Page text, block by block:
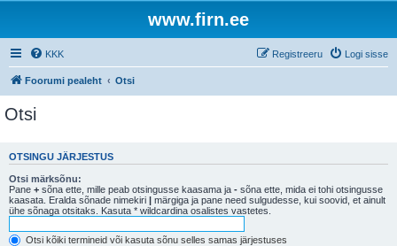
www.firn.ee
KKK Logi sisse
Registreeru
Foorumi pealeht Otsi
Otsi
OTSINGU JÄRJESTUS
Otsi märksõnu:
Pane + sõna ette, mille peab otsingusse kaasama ja - sõna ette, mida ei tohi otsingusse
kaasata. Eralda sõnade nimekiri | märgiga ja pane need sulgudesse, kui soovid, et ainult
ühe sõnaga otsitaks. Kasuta * wildcardina osalistes vastetes.
Otsi kõiki termineid või kasuta sõnu selles samas järjestuses